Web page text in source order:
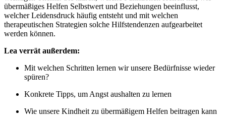
übermäßiges Helfen Selbstwert und Beziehungen beeinflusst,
welcher Leidensdruck häufig entsteht und mit welchen
therapeutischen Strategien solche Hilfstendenzen aufgearbeitet
werden können.
Lea verrät außerdem:
Mit welchen Schritten lernen wir unsere Bedürfnisse wieder
spüren?
Konkrete Tipps, um Angst aushalten zu lernen
Wie unsere Kindheit zu übermäßigem Helfen beitragen kann